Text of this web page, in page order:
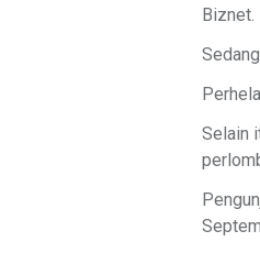
Biznet.
Selain